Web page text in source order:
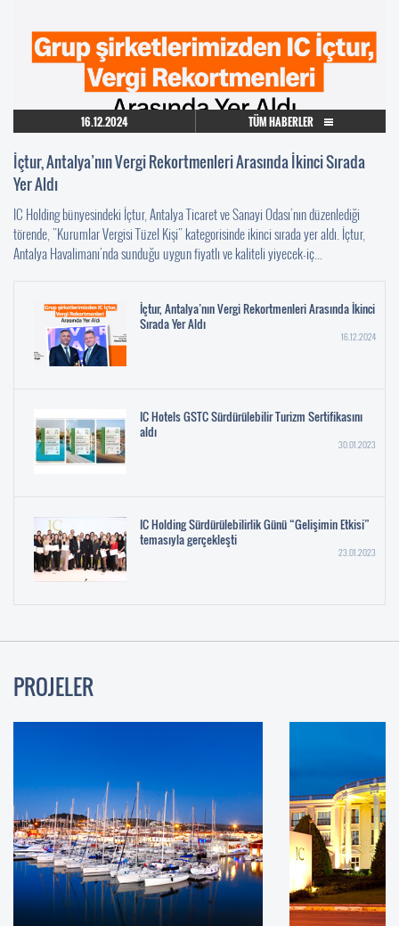
16.12.2024 TÜM HABERLER
İçtur, Antalya’nın Vergi Rekortmenleri Arasında İkinci Sırada
Yer Aldı
IC Holding bünyesindeki İçtur, Antalya Ticaret ve Sanayi Odası'nın düzenlediği
törende, "Kurumlar Vergisi Tüzel Kişi" kategorisinde ikinci sırada yer aldı. İçtur,
Antalya Havalimanı'nda sunduğu uygun fiyatlı ve kaliteli yiyecek-iç...
İçtur, Antalya’nın Vergi Rekortmenleri Arasında İkinci
Sırada Yer Aldı
16.12.2024
IC Hotels GSTC Sürdürülebilir Turizm Sertifikasını
aldı
30.01.2023
IC Holding Sürdürülebilirlik Günü “Gelişimin Etkisi”
temasıyla gerçekleşti
23.01.2023
PROJELER